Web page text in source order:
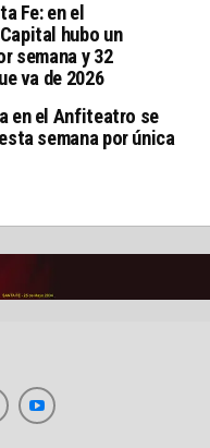
Fe: en el
hubo un
semana y 32
va de 2026
en el Anfiteatro se
semana por única